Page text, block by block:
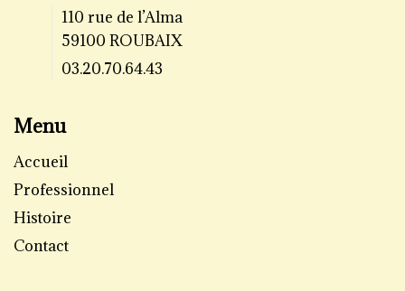
110 rue de l’Alma
59100 ROUBAIX
03.20.70.64.43
Menu
Accueil
Professionnel
Histoire
Contact